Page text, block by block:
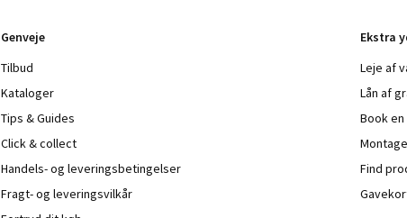
Genveje
Tilbud
Kataloger
Tips & Guides
Click & collect
Handels- og leveringsbetingelser
Fragt- og leveringsvilkår
Ekstra
Leje af
Lån af
Book
Find